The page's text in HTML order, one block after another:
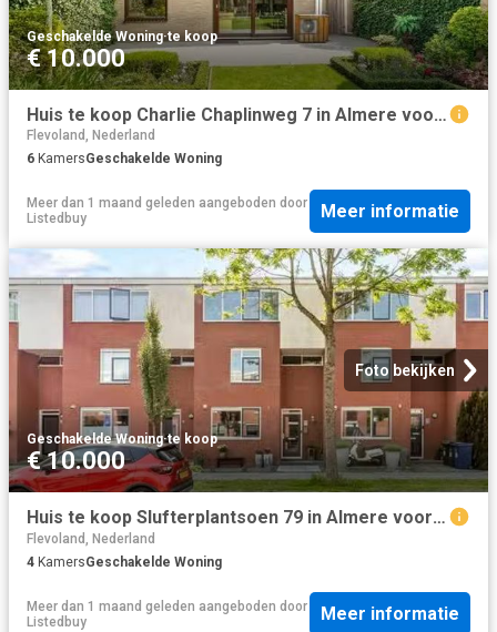
Geschakelde Woning·te koop
€ 10.000
Huis te koop Charlie Chaplinweg 7 in Almere voor € 485.000
Flevoland, Nederland
6 KamersGeschakelde Woning
Meer dan 1 maand geleden aangeboden door
Listedbuy
Meer informatie
Foto bekijken
Geschakelde Woning·te koop
€ 10.000
Huis te koop Slufterplantsoen 79 in Almere voor € 490.000
Flevoland, Nederland
4 KamersGeschakelde Woning
Meer dan 1 maand geleden aangeboden door
Listedbuy
Meer informatie